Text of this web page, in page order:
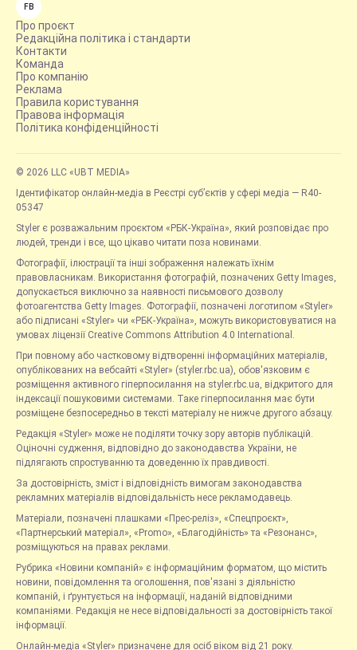
FB
Про проєкт
Редакційна політика і стандарти
Контакти
Команда
Про компанію
Реклама
Правила користування
Правова інформація
Політика конфіденційності
© 2026 LLC «UBT MEDIA»
Ідентифікатор онлайн-медіа в Реєстрі суб’єктів у сфері медіа — R40-
05347
Styler є розважальним проєктом «РБК-Україна», який розповідає про
людей, тренди і все, що цікаво читати поза новинами.
Фотографії, ілюстрації та інші зображення належать їхнім
правовласникам. Використання фотографій, позначених Getty Images,
допускається виключно за наявності письмового дозволу
фотоагентства Getty Images. Фотографії, позначені логотипом «Styler»
або підписані «Styler» чи «РБК-Україна», можуть використовуватися на
умовах ліцензії Creative Commons Attribution 4.0 International.
При повному або частковому відтворенні інформаційних матеріалів,
опублікованих на вебсайті «Styler» (styler.rbc.ua), обов'язковим є
розміщення активного гіперпосилання на styler.rbc.ua, відкритого для
індексації пошуковими системами. Таке гіперпосилання має бути
розміщене безпосередньо в тексті матеріалу не нижче другого абзацу.
Редакція «Styler» може не поділяти точку зору авторів публікацій.
Оціночні судження, відповідно до законодавства України, не
підлягають спростуванню та доведенню їх правдивості.
За достовірність, зміст і відповідність вимогам законодавства
рекламних матеріалів відповідальність несе рекламодавець.
Матеріали, позначені плашками «Прес-реліз», «Спецпроєкт»,
«Партнерський матеріал», «Promo», «Благодійність» та «Резонанс»,
розміщуються на правах реклами.
Рубрика «Новини компаній» є інформаційним форматом, що містить
новини, повідомлення та оголошення, пов'язані з діяльністю
компаній, і ґрунтується на інформації, наданій відповідними
компаніями. Редакція не несе відповідальності за достовірність такої
інформації.
Онлайн-медіа «Styler» призначене для осіб віком від 21 року.